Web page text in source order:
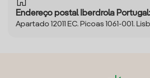
Endereço postal Iberdrola Portugal:
Apartado 12011 EC. Picoas 1061-001.